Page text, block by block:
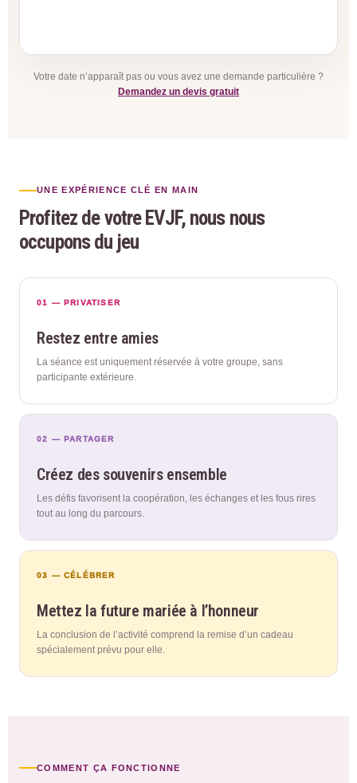
Votre date n’apparaît pas ou vous avez une demande particulière ?
Demandez un devis gratuit
UNE EXPÉRIENCE CLÉ EN MAIN
Profitez de votre EVJF, nous nous
occupons du jeu
01 — PRIVATISER
Restez entre amies
La séance est uniquement réservée à votre groupe, sans
participante extérieure.
02 — PARTAGER
Créez des souvenirs ensemble
Les défis favorisent la coopération, les échanges et les fous rires
tout au long du parcours.
03 — CÉLÉBRER
Mettez la future mariée à l’honneur
La conclusion de l’activité comprend la remise d’un cadeau
spécialement prévu pour elle.
COMMENT ÇA FONCTIONNE